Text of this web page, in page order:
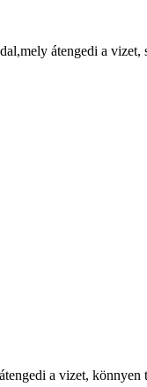
átengedi a vizet,
a vizet,